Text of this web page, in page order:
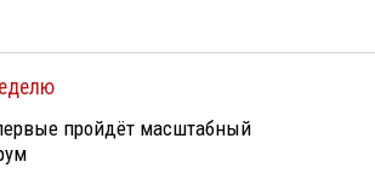
пройдёт масштабный